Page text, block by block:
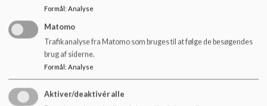
Ungdomsskolen
SFO
Kontakt
Åbningstider, Priser og moduler
Mål og Indholdsbeskrivelse
Praktikstedsbeskrivelse SFO
Støtteforeningen
Formål: Analyse
Matomo
Trafikanalyse fra Matomo som bruges til at følge de besøgendes
brug af siderne.
Formål: Analyse
Aktiver/deaktivér alle